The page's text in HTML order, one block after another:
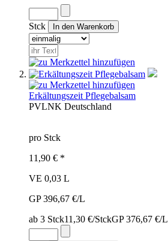
Stck
Erkältungszeit Pflegebalsam
PVLNK Deutschland
pro Stck
11,90 € *
VE 0,03 L
GP 396,67 €/L
ab 3 Stck11,30 €/StckGP 376,67 €/L